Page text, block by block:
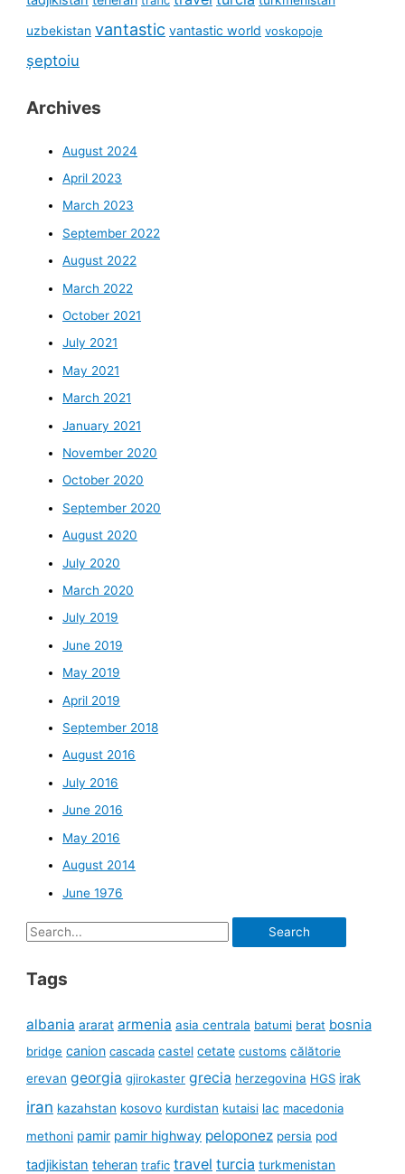
uzbekistan vantastic vantastic world voskopoje
șeptoiu
Archives
August 2024
April 2023
March 2023
September 2022
August 2022
March 2022
October 2021
July 2021
May 2021
March 2021
January 2021
November 2020
October 2020
September 2020
August 2020
July 2020
March 2020
July 2019
June 2019
May 2019
April 2019
September 2018
August 2016
July 2016
June 2016
May 2016
August 2014
June 1976
Search
Tags
albania ararat armenia asia centrala batumi berat bosnia
bridge canion cascada castel cetate customs călătorie
erevan georgia gjirokaster grecia herzegovina HGS irak
iran kazahstan kosovo kurdistan kutaisi lac macedonia
methoni pamir pamir highway peloponez persia pod
tadjikistan teheran trafic travel turcia turkmenistan